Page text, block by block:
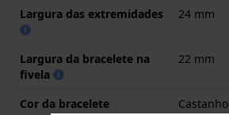
Largura das extremidades 24 mm
Largura da bracelete na
fivela
22 mm
Cor da bracelete Castanho